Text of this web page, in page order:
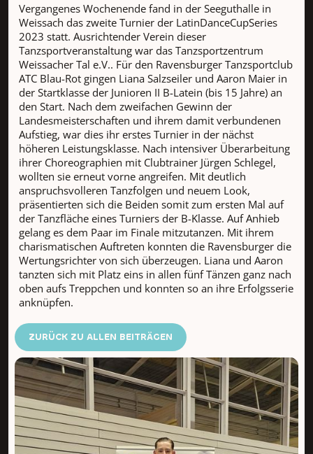
Vergangenes Wochenende fand in der Seeguthalle in
Weissach das zweite Turnier der LatinDanceCupSeries
2023 statt. Ausrichtender Verein dieser
Tanzsportveranstaltung war das Tanzsportzentrum
Weissacher Tal e.V.. Für den Ravensburger Tanzsportclub
ATC Blau-Rot gingen Liana Salzseiler und Aaron Maier in
der Startklasse der Junioren II B-Latein (bis 15 Jahre) an
den Start. Nach dem zweifachen Gewinn der
Landesmeisterschaften und ihrem damit verbundenen
Aufstieg, war dies ihr erstes Turnier in der nächst
höheren Leistungsklasse. Nach intensiver Überarbeitung
ihrer Choreographien mit Clubtrainer Jürgen Schlegel,
wollten sie erneut vorne angreifen. Mit deutlich
anspruchsvolleren Tanzfolgen und neuem Look,
präsentierten sich die Beiden somit zum ersten Mal auf
der Tanzfläche eines Turniers der B-Klasse. Auf Anhieb
gelang es dem Paar im Finale mitzutanzen. Mit ihrem
charismatischen Auftreten konnten die Ravensburger die
Wertungsrichter von sich überzeugen. Liana und Aaron
tanzten sich mit Platz eins in allen fünf Tänzen ganz nach
oben aufs Treppchen und konnten so an ihre Erfolgsserie
anknüpfen.
ZURÜCK ZU ALLEN BEITRÄGEN